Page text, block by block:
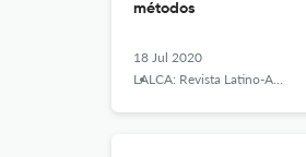
métodos
18 Jul 2020
LALCA: Revista Latino-Americana em Avaliação do Ciclo de Vida